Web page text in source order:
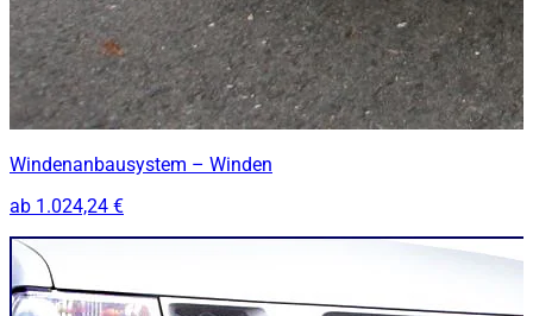
Windenanbausystem – Winden
ab 1.024,24 €